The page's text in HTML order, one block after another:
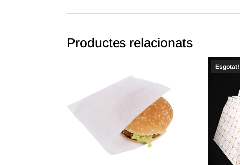
Productes relacionats
Esgotat!